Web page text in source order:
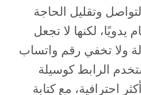
وتقليل الحاجة
يدويًا، لكنها لا تجعل
ولا تخفي رقم واتساب
الرابط كوسيلة
احترافية، مع كتابة